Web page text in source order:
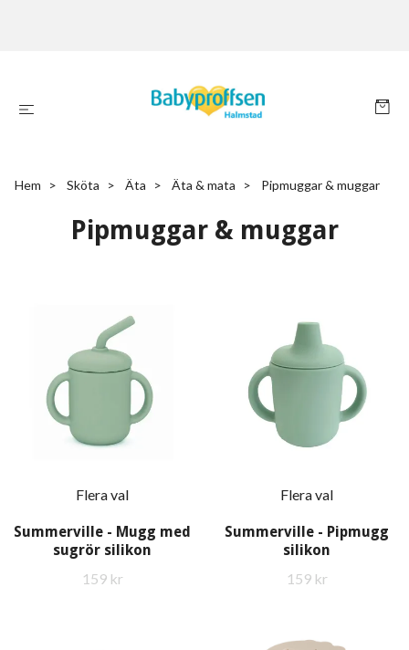
Hem Sköta Äta Äta & mata Pipmuggar & muggar
Pipmuggar & muggar
Flera val
Summerville - Mugg med
sugrör silikon
159 kr
Flera val
Summerville - Pipmugg
silikon
159 kr